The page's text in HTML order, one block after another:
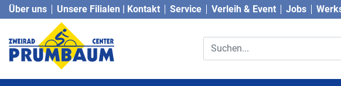
Über uns Unsere Filialen | Kontakt Service Verleih & Event Jobs